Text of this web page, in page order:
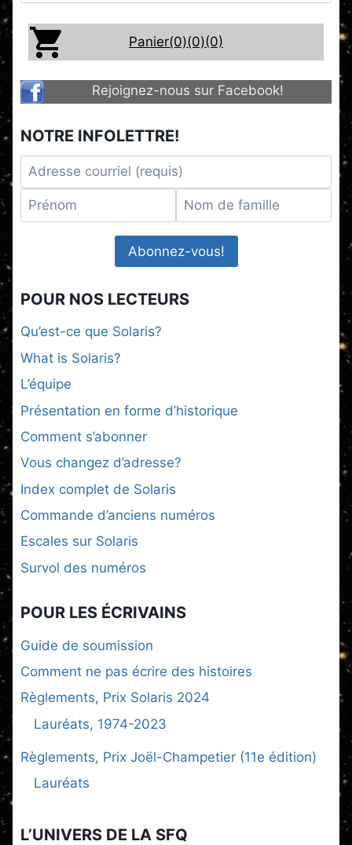
Panier(0)(0)(0)
Rejoignez-nous sur Facebook!
NOTRE INFOLETTRE!
POUR NOS LECTEURS
Qu’est-ce que Solaris?
What is Solaris?
L’équipe
Présentation en forme d’historique
Comment s’abonner
Vous changez d’adresse?
Index complet de Solaris
Commande d’anciens numéros
Escales sur Solaris
Survol des numéros
POUR LES ÉCRIVAINS
Guide de soumission
Comment ne pas écrire des histoires
Règlements, Prix Solaris 2024
Lauréats, 1974-2023
Règlements, Prix Joël-Champetier (11e édition)
Lauréats
L’UNIVERS DE LA SFQ